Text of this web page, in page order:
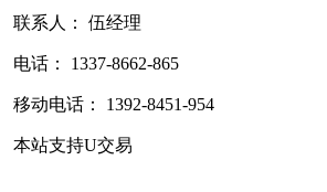
联系人： 伍经理
电话： 1337-8662-865
移动电话： 1392-8451-954
本站支持U交易